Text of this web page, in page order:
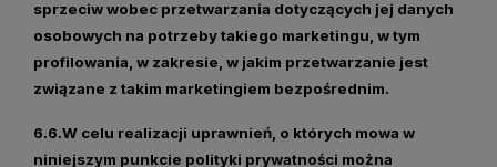
sprzeciw wobec przetwarzania dotyczących jej danych
osobowych na potrzeby takiego marketingu, w tym
profilowania, w zakresie, w jakim przetwarzanie jest
związane z takim marketingiem bezpośrednim.
6.6.W celu realizacji uprawnień, o których mowa w
niniejszym punkcie polityki prywatności można